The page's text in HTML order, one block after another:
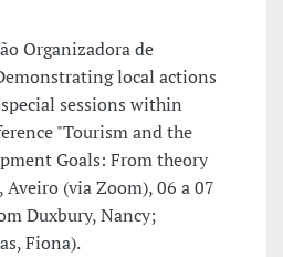
Organizadora de
local actions
sessions within
"Tourism and the
Goals: From theory
Aveiro (via Zoom), 06 a 07
Duxbury, Nancy;
Fiona).